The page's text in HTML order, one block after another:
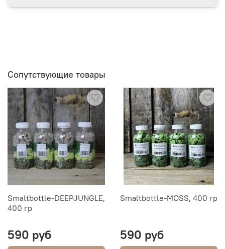
Сопутствующие товары
Smaltbottle-DEEPJUNGLE,
400 гр
590 руб
Smaltbottle-MOSS, 400 гр
590 руб